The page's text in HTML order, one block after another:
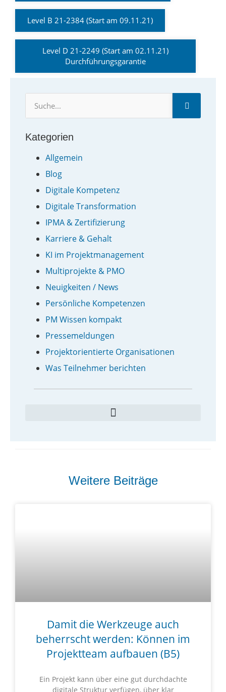
Level B 21-2384 (Start am 09.11.21)
Level D 21-2249 (Start am 02.11.21)
Durchführungsgarantie
Kategorien
Allgemein
Blog
Digitale Kompetenz
Digitale Transformation
IPMA & Zertifizierung
Karriere & Gehalt
KI im Projektmanagement
Multiprojekte & PMO
Neuigkeiten / News
Persönliche Kompetenzen
PM Wissen kompakt
Pressemeldungen
Projektorientierte Organisationen
Was Teilnehmer berichten
Weitere Beiträge
Damit die Werkzeuge auch
beherrscht werden: Können im
Projektteam aufbauen (B5)
Ein Projekt kann über eine gut durchdachte
digitale Struktur verfügen, über klar